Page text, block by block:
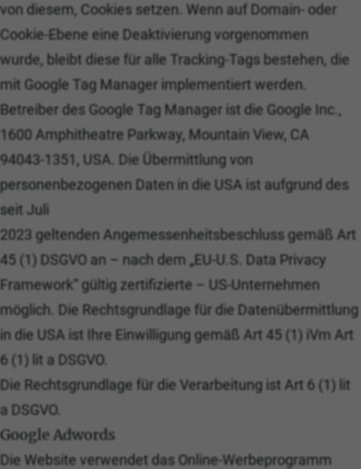
von diesem, Cookies setzen. Wenn auf Domain- oder
Cookie-Ebene eine Deaktivierung vorgenommen
wurde, bleibt diese für alle Tracking-Tags bestehen, die
mit Google Tag Manager implementiert werden.
Betreiber des Google Tag Manager ist die Google Inc.,
1600 Amphitheatre Parkway, Mountain View, CA
94043-1351, USA. Die Übermittlung von
personenbezogenen Daten in die USA ist aufgrund des
seit Juli
2023 geltenden Angemessenheitsbeschluss gemäß Art
45 (1) DSGVO an – nach dem „EU-U.S. Data Privacy
Framework“ gültig zertifizierte – US-Unternehmen
möglich. Die Rechtsgrundlage für die Datenübermittlung
in die USA ist Ihre Einwilligung gemäß Art 45 (1) iVm Art
6 (1) lit a DSGVO.
Die Rechtsgrundlage für die Verarbeitung ist Art 6 (1) lit
a DSGVO.
Google Adwords
Die Website verwendet das Online-Werbeprogramm